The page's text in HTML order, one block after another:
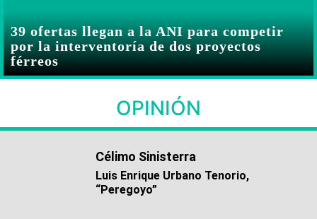
39 ofertas llegan a la ANI para competir
por la interventoría de dos proyectos
férreos
OPINIÓN
Célimo Sinisterra
Luis Enrique Urbano Tenorio,
“Peregoyo”